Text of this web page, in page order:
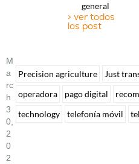
general
> ver todos
los post
M
A
Rc
H
3
0,
2
0
2
Precision agriculture Just
operadora
pago digital
technology
telefonía móvil